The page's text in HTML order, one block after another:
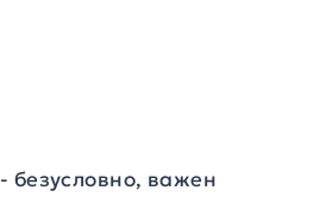
безусловно, важен